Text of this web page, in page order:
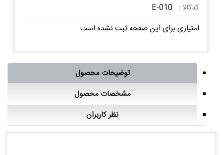
کدکالا : E-010
امتیازی برای این صفحه ثبت نشده است
توضیحات محصول
مشخصات محصول
نظر کاربران